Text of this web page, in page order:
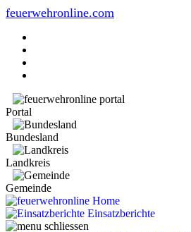
feuerwehronline.com
Portal
Bundesland
Landkreis
Gemeinde
Home
Einsatzberichte